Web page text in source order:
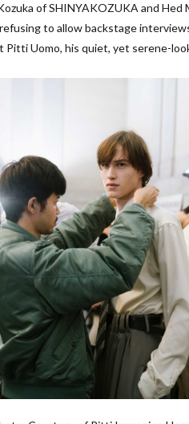
of SHINYAKOZUKA and Hed
to allow backstage
Uomo, his quiet, yet serene-